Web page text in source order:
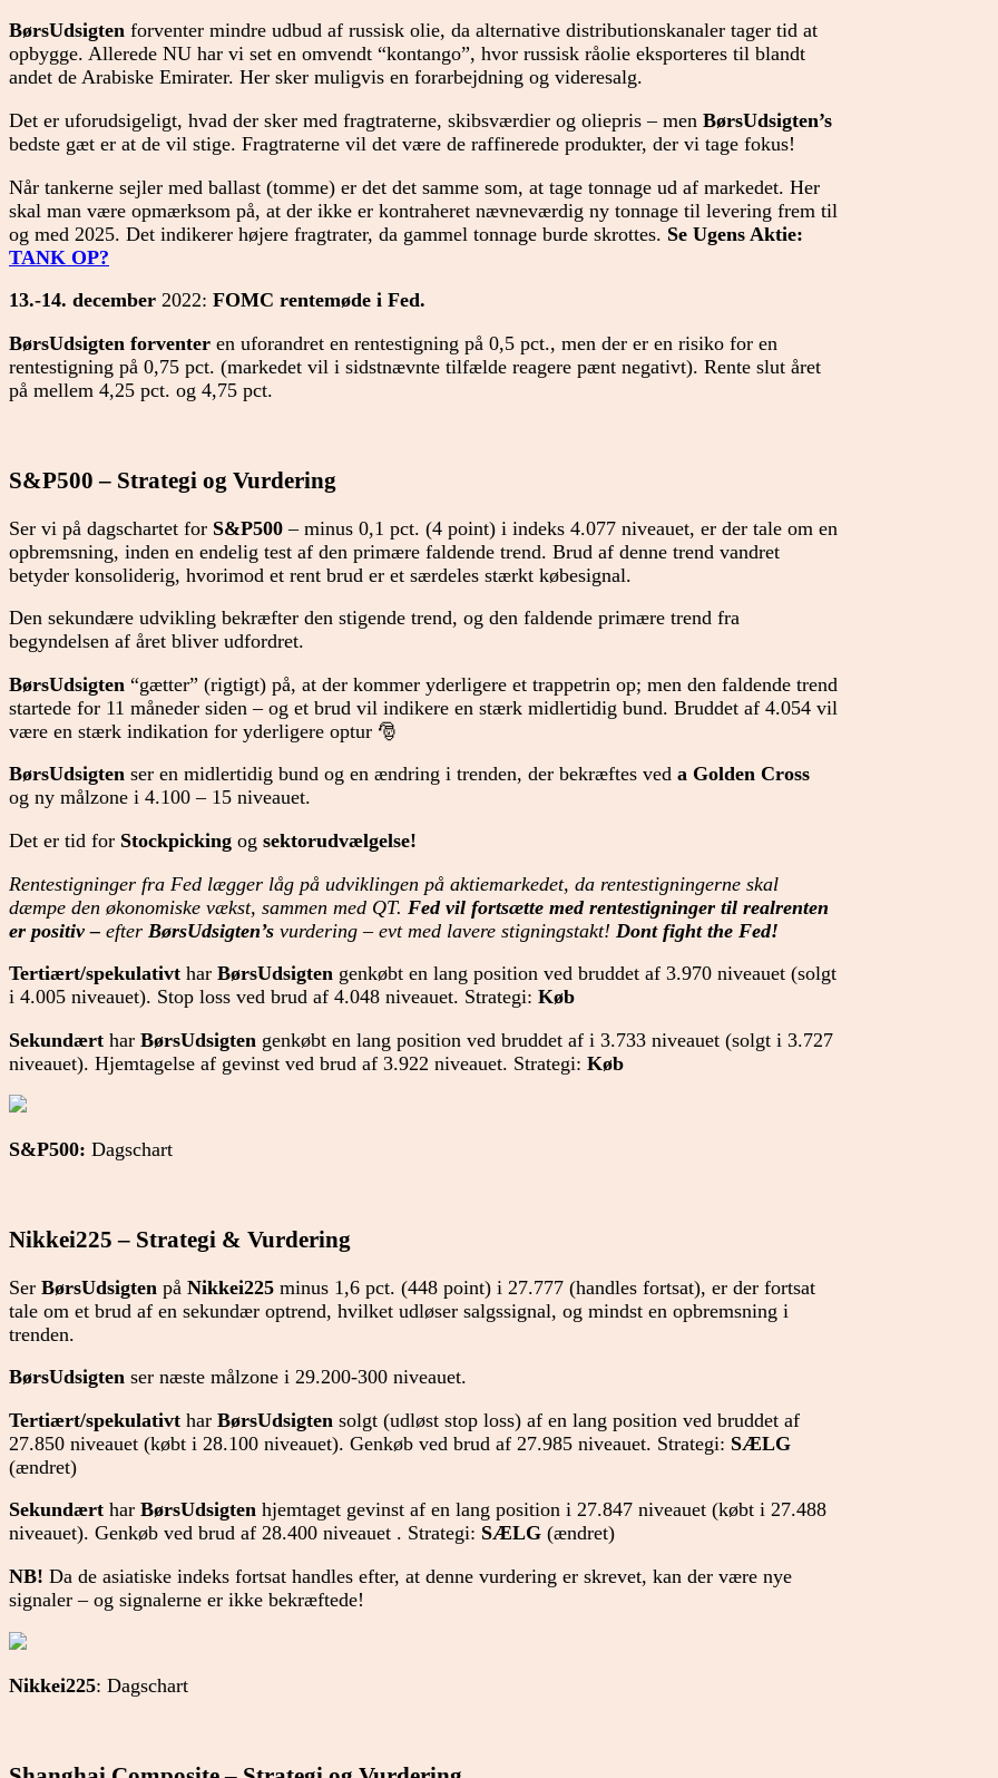
BørsUdsigten forventer mindre udbud af russisk olie, da alternative distributionskanaler tager tid at
opbygge. Allerede NU har vi set en omvendt “kontango”, hvor russisk råolie eksporteres til blandt
andet de Arabiske Emirater. Her sker muligvis en forarbejdning og videresalg.
Det er uforudsigeligt, hvad der sker med fragtraterne, skibsværdier og oliepris – men BørsUdsigten’s
bedste gæt er at de vil stige. Fragtraterne vil det være de raffinerede produkter, der vi tage fokus!
Når tankerne sejler med ballast (tomme) er det det samme som, at tage tonnage ud af markedet. Her
skal man være opmærksom på, at der ikke er kontraheret nævneværdig ny tonnage til levering frem til
og med 2025. Det indikerer højere fragtrater, da gammel tonnage burde skrottes. Se Ugens Aktie:
TANK OP?
13.-14. december 2022: FOMC rentemøde i Fed.
BørsUdsigten forventer en uforandret en rentestigning på 0,5 pct., men der er en risiko for en
rentestigning på 0,75 pct. (markedet vil i sidstnævnte tilfælde reagere pænt negativt). Rente slut året
på mellem 4,25 pct. og 4,75 pct.
S&P500 – Strategi og Vurdering
Ser vi på dagschartet for S&P500 – minus 0,1 pct. (4 point) i indeks 4.077 niveauet, er der tale om en
opbremsning, inden en endelig test af den primære faldende trend. Brud af denne trend vandret
betyder konsoliderig, hvorimod et rent brud er et særdeles stærkt købesignal.
Den sekundære udvikling bekræfter den stigende trend, og den faldende primære trend fra
begyndelsen af året bliver udfordret.
BørsUdsigten “gætter” (rigtigt) på, at der kommer yderligere et trappetrin op; men den faldende trend
startede for 11 måneder siden – og et brud vil indikere en stærk midlertidig bund. Bruddet af 4.054 vil
være en stærk indikation for yderligere optur 🎅
BørsUdsigten ser en midlertidig bund og en ændring i trenden, der bekræftes ved a Golden Cross
og ny målzone i 4.100 – 15 niveauet.
Det er tid for Stockpicking og sektorudvælgelse!
Rentestigninger fra Fed lægger låg på udviklingen på aktiemarkedet, da rentestigningerne skal
dæmpe den økonomiske vækst, sammen med QT. Fed vil fortsætte med rentestigninger til realrenten
er positiv – efter BørsUdsigten’s vurdering – evt med lavere stigningstakt! Dont fight the Fed!
Tertiært/spekulativt har BørsUdsigten genkøbt en lang position ved bruddet af 3.970 niveauet (solgt
i 4.005 niveauet). Stop loss ved brud af 4.048 niveauet. Strategi: Køb
Sekundært har BørsUdsigten genkøbt en lang position ved bruddet af i 3.733 niveauet (solgt i 3.727
niveauet). Hjemtagelse af gevinst ved brud af 3.922 niveauet. Strategi: Køb
S&P500: Dagschart
Nikkei225 – Strategi & Vurdering
Ser BørsUdsigten på Nikkei225 minus 1,6 pct. (448 point) i 27.777 (handles fortsat), er der fortsat
tale om et brud af en sekundær optrend, hvilket udløser salgssignal, og mindst en opbremsning i
trenden.
BørsUdsigten ser næste målzone i 29.200-300 niveauet.
Tertiært/spekulativt har BørsUdsigten solgt (udløst stop loss) af en lang position ved bruddet af
27.850 niveauet (købt i 28.100 niveauet). Genkøb ved brud af 27.985 niveauet. Strategi: SÆLG
(ændret)
Sekundært har BørsUdsigten hjemtaget gevinst af en lang position i 27.847 niveauet (købt i 27.488
niveauet). Genkøb ved brud af 28.400 niveauet . Strategi: SÆLG (ændret)
NB! Da de asiatiske indeks fortsat handles efter, at denne vurdering er skrevet, kan der være nye
signaler – og signalerne er ikke bekræftede!
Nikkei225: Dagschart